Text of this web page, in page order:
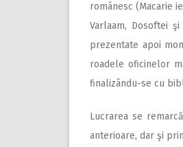
românesc (Macarie
Varlaam, Dosoftei
prezentate apoi
roadele oficinelor
finalizându-se cu
Lucrarea se
anterioare, dar şi